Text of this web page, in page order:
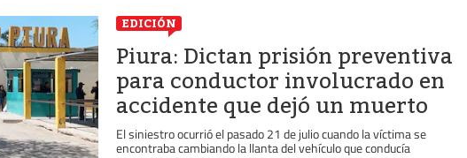
EDICIÓN
Piura: Dictan prisión preventiva
para conductor involucrado en
accidente que dejó un muerto
El siniestro ocurrió el pasado 21 de julio cuando la víctima se
encontraba cambiando la llanta del vehículo que conducía